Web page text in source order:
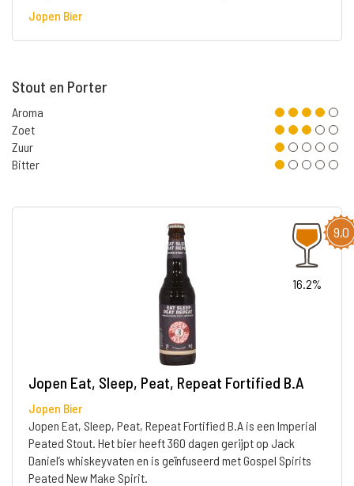
Jopen Bier
Stout en Porter
Aroma
Zoet
Zuur
Bitter
9,0
16.2%
Jopen Eat, Sleep, Peat, Repeat Fortified B.A
Jopen Bier
Jopen Eat, Sleep, Peat, Repeat Fortified B.A is een Imperial
Peated Stout. Het bier heeft 360 dagen gerijpt op Jack
Daniel’s whiskeyvaten en is geïnfuseerd met Gospel Spirits
Peated New Make Spirit.